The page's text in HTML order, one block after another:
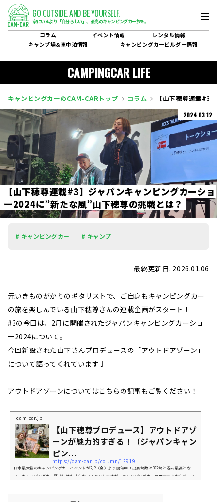
GO OUTSIDE,AND BE YOURSELF.
家にいるより「自分らしい」、 最高のキャンピングカー旅を。
コラム イベント情報 レンタル情報
キャンプ場&車中泊情報 キャンピングカービルダー情報
CAMPINGCAR LIFE
キャンピングカーのCAM-CARトップ コラム 【山下穂尊連載#3
2024.03.12
【山下穂尊連載#3】 ジャパンキャンピングカーショ
ー2024に”新たな風”山下穂尊の挑戦とは？
# キャンピングカー # キャンプ
最終更新日: 2026.01.06
元いきものがかりのギタリストで、ご自身もキャンピングカー
の旅を楽しんでいる山下穂尊さんの連載企画がスタート！
#3の今回は、2月に開催されたジャパンキャンピングカーショ
ー2024について。
今回新設された山下さんプロデュースの「アウトドアゾーン」
について語ってくれています♩
アウトドアゾーンについてはこちらの記事もご覧ください！
cam-car.jp
【山下穂尊プロデュース】アウトドアゾ
ーンが魅力的すぎる！（ジャパンキャン
ピン...
https://cam-car.jp/column/12919
日本最大級のキャンピングカーイベントが2/2（金）より開催中！出展台数は382台と過去最高とな
り、キャンピングカー好きにはたまらないイベントですが、キャンピングカーの展示のみならず、ア
ーン」をご紹介します。ジャパンキャンピングカーショー2024とは今年も「日本に、キャンピングカ